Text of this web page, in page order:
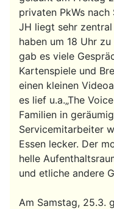
privaten PkWs
JH liegt sehr zentral
haben um 18 Uhr
gab es viele
Kartenspiele und
einen kleinen
es lief u.a.„The
Familien in
Servicemitarbeiter
Essen lecker. Der
helle
und etliche andere
Am Samstag, 25.3.